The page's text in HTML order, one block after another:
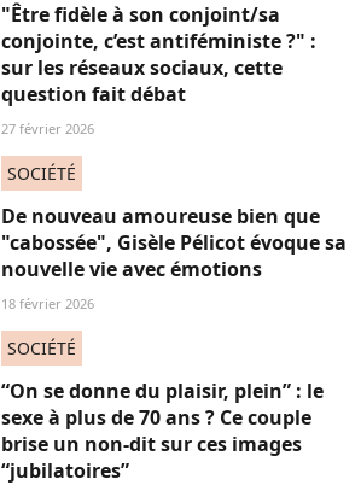
"Être fidèle à son conjoint/sa
conjointe, c’est antiféministe ?" :
sur les réseaux sociaux, cette
question fait débat
27 février 2026
SOCIÉTÉ
De nouveau amoureuse bien que
"cabossée", Gisèle Pélicot évoque sa
nouvelle vie avec émotions
18 février 2026
SOCIÉTÉ
“On se donne du plaisir, plein” : le
sexe à plus de 70 ans ? Ce couple
brise un non-dit sur ces images
“jubilatoires”